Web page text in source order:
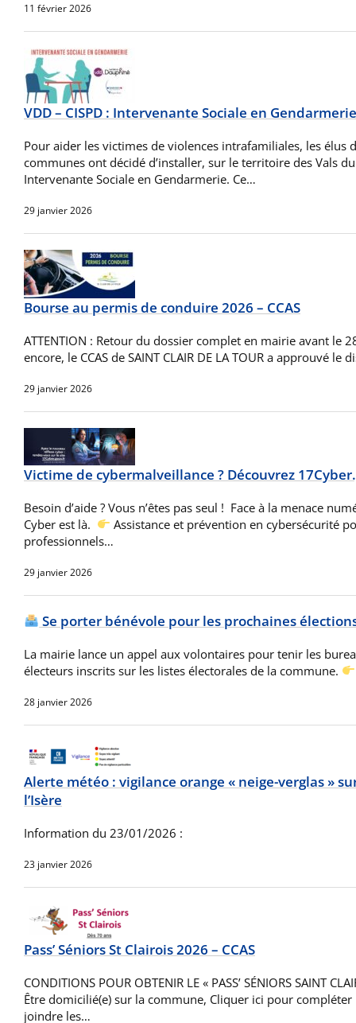
11 février 2026
VDD – CISPD : Intervenante Sociale en Gendarmerie
Pour aider les victimes de violences intrafamiliales, les élus
communes ont décidé d’installer, sur le territoire des Vals
Intervenante Sociale en Gendarmerie. Ce…
29 janvier 2026
Bourse au permis de conduire 2026 – CCAS
ATTENTION : Retour du dossier complet en mairie avant le
encore, le CCAS de SAINT CLAIR DE LA TOUR a approuvé le
29 janvier 2026
Victime de cybermalveillance ? Découvrez
Besoin d’aide ? Vous n’êtes pas seul ! ​Face à la menace
Cyber est là. ​
Assistance et prévention en cybersécurité
professionnels…
29 janvier 2026
Se porter bénévole pour les prochaines
La mairie lance un appel aux volontaires pour tenir les
électeurs inscrits sur les listes électorales de la commune.
28 janvier 2026
Alerte météo : vigilance orange « neige-verglas »
l’Isère
Information du 23/01/2026 :
23 janvier 2026
Pass’ Séniors St Clairois 2026 – CCAS
CONDITIONS POUR OBTENIR LE « PASS’ SÉNIORS SAINT
Être domicilié(e) sur la commune, Cliquer ici pour
joindre les…